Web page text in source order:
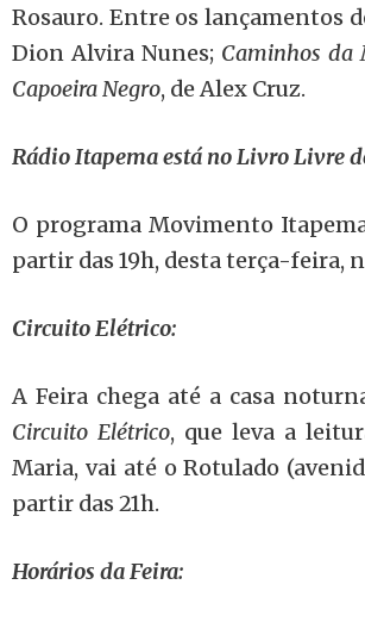
Rosauro. Entre os lançamentos
Dion Alvira Nunes; Caminhos da
Capoeira Negro, de Alex Cruz.
Rádio Itapema está no Livro Livre
O programa Movimento
partir das 19h, desta terça-feira,
Circuito Elétrico:
A Feira chega até a casa
Circuito Elétrico, que leva a
Maria, vai até o Rotulado
partir das 21h.
Horários da Feira: